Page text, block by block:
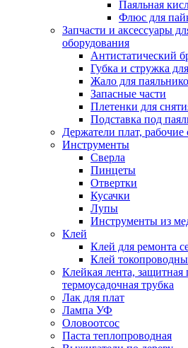
Паяльная
Флюс для
Запчасти и аксессуары
оборудования
Антистатический
Губка и стружка
Жало для
Запасные части
Плетенки для
Подставка под
Держатели плат, рабочие
Инструменты
Сверла
Пинцеты
Отвертки
Кусачки
Лупы
Инструменты из
Клей
Клей для ремонта
Клей
Клейкая лента, защитная
термоусадочная трубка
Лак для плат
Лампа УФ
Оловоотсос
Паста теплопроводная